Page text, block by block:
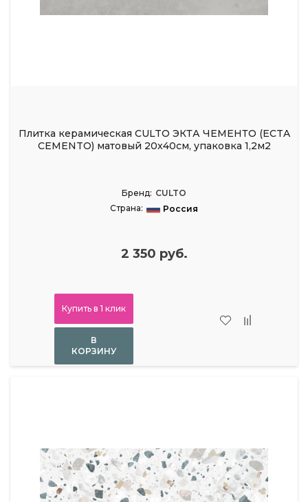
Плитка керамическая CULTO ЭКТА ЧЕМЕНТО (ECTA
CEMENTO) матовый 20x40см, упаковка 1,2м2
Бренд: CULTO
Страна:
Россия
2 350 руб.
Купить в 1 клик
В
КОРЗИНУ